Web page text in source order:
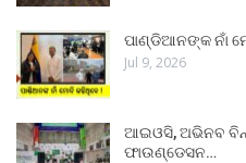
ପାଣ୍ଡିଆନଙ୍କ ନାଁ
Jul 9, 2026
ଆଇଓସି, ଅଭିନବ
ଫାଉଣ୍ଡେସନ…